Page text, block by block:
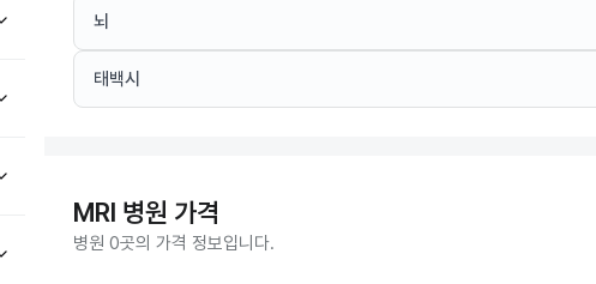
뇌
태백시
MRI 병원 가격
병원 0곳의 가격 정보입니다.